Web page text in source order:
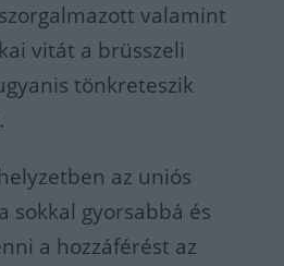
valamint
vitát a brüsszeli
tönkreteszik
az uniós
sokkal gyorsabbá és
a hozzáférést az